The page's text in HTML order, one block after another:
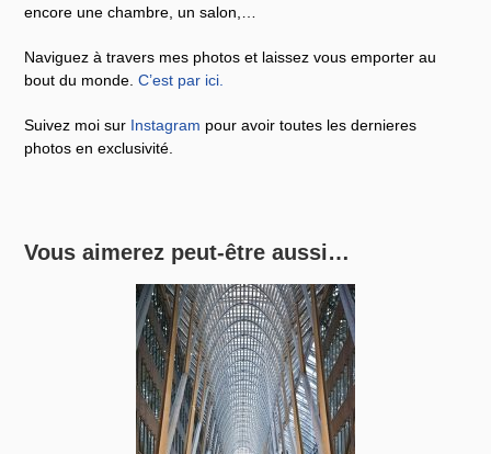
encore une chambre, un salon,…
Naviguez à travers mes photos et laissez vous emporter au
bout du monde. C’est par ici.
Suivez moi sur Instagram pour avoir toutes les dernieres
photos en exclusivité.
Vous aimerez peut-être aussi…